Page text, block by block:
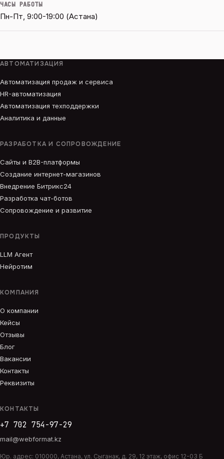
ЧАСЫ РАБОТЫ
Пн-Пт, 9:00-19:00 (Астана)
АВТОМАТИЗАЦИЯ
Автоматизация продаж и сервиса
HR-автоматизация
Автоматизация техподдержки
Аналитика и данные
РАЗРАБОТКА И СОПРОВОЖДЕНИЕ
Сайты и B2B-платформы
Создание интернет-магазинов
Внедрение Битрикс24
Разработка чат-ботов
Сопровождение и развитие
ПРОДУКТЫ
LLM Агент
Нейротим
КОМПАНИЯ
О компании
Кейсы
Отзывы
Блог
Вакансии
Контакты
Реквизиты
КОНТАКТЫ
+7 702 754-97-29
mail@webformat.kz
Юр. адрес: 010000, Астана, ул. Сыганак, д. 29, 12 этаж, офис 12-03 Б